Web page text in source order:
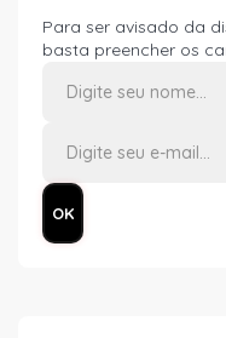
Para ser avisado da
basta preencher os